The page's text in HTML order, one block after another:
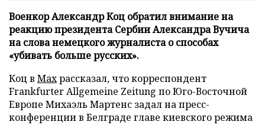
Военкор Александр Коц обратил внимание на
реакцию президента Сербии Александра Вучича
на слова немецкого журналиста о способах
«убивать больше русских».
Коц в Махрассказал, что корреспондент
Frankfurter Allgemeine Zeitung по Юго-Восточной
Европе Михаэль Мартенс задал на пресс-
конференции в Белграде главе киевского режима